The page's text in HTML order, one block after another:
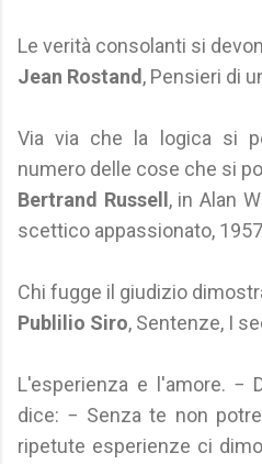
Le verità consolanti si
Jean Rostand , Pensieri di
Via via che la logica si
numero delle cose che si
Bertrand Russell , in Alan
scettico appassionato, 1957
Chi fugge il giudizio
Publilio Siro, Sentenze, I
L'esperienza e l'amore. −
dice: − Senza te non
ripetute esperienze ci